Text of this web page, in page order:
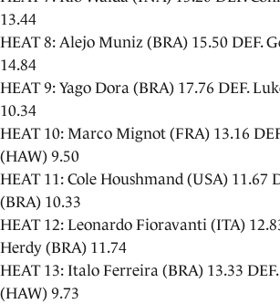
13.44
HEAT 8: Alejo Muniz (BRA) 15.50 DEF.
14.84
HEAT 9: Yago Dora (BRA) 17.76 DEF.
10.34
HEAT 10: Marco Mignot (FRA) 13.16
(HAW) 9.50
HEAT 11: Cole Houshmand (USA) 11.67
(BRA) 10.33
HEAT 12: Leonardo Fioravanti (ITA)
Herdy (BRA) 11.74
HEAT 13: Italo Ferreira (BRA) 13.33
(HAW) 9.73